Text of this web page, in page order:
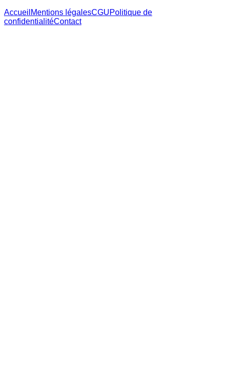
Accueil Mentions légalesCGUPolitique de
confidentialitéContact